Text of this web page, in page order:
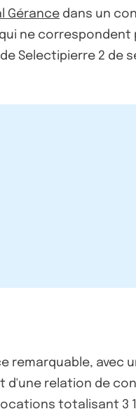
Gérance dans un
ne correspondent
Selectipierre 2 de
remarquable, avec
d'une relation de
totalisant 3